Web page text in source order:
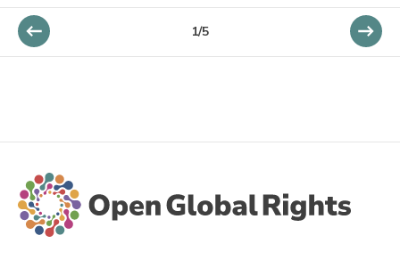
1/5